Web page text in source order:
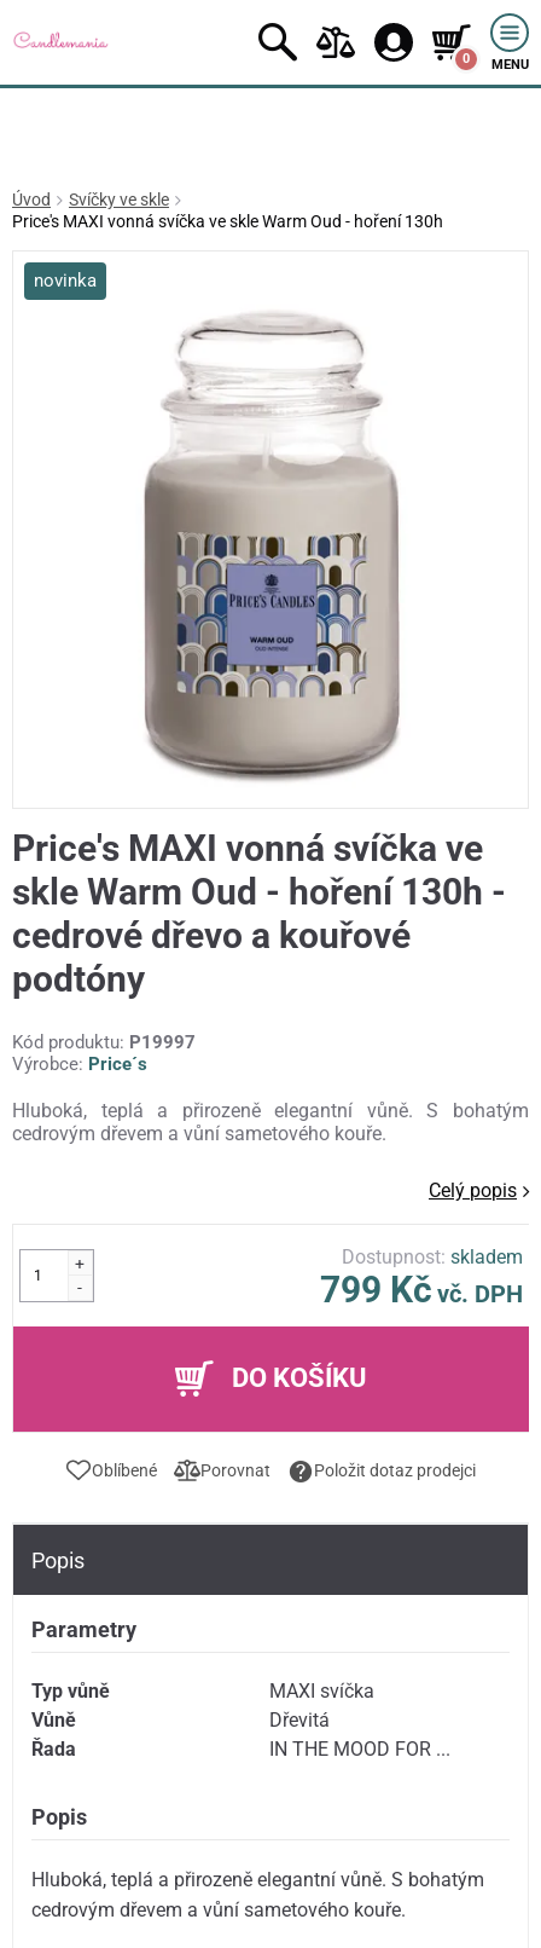
0 MENU
Úvod
Svíčky ve skle
Price's MAXI vonná svíčka ve skle Warm Oud - hoření 130h
novinka
Price's MAXI vonná svíčka ve
skle Warm Oud - hoření 130h -
cedrové dřevo a kouřové
podtóny
Kód produktu: P19997
Výrobce: Price´s
Hluboká, teplá a přirozeně elegantní vůně. S bohatým
cedrovým dřevem a vůní sametového kouře.
Celý popis
+
-
Dostupnost:skladem
799 Kč vč. DPH
DO KOŠÍKU
Oblíbené Porovnat Položit dotaz prodejci
Popis
Parametry
Typ vůně
MAXI svíčka
Vůně
Dřevitá
Řada
IN THE MOOD FOR ...
Popis
Hluboká, teplá a přirozeně elegantní vůně. S bohatým
cedrovým dřevem a vůní sametového kouře.